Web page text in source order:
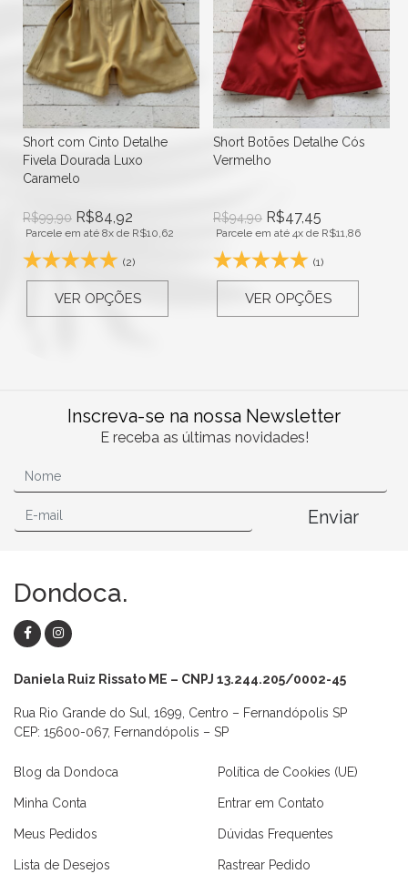
Short com Cinto Detalhe
Fivela Dourada Luxo
Caramelo
R$99,90 R$84,92
Parcele em até 8x de R$10,62
(2)
VER OPÇÕES
Short Botões Detalhe Cós
Vermelho
R$94,90 R$47,45
Parcele em até 4x de R$11,86
(1)
VER OPÇÕES
Inscreva-se na nossa Newsletter
E receba as últimas novidades!
Enviar
Dondoca.
Daniela Ruiz Rissato ME – CNPJ 13.244.205/0002-45
Rua Rio Grande do Sul, 1699, Centro – Fernandópolis SP
CEP: 15600-067, Fernandópolis – SP
Blog da Dondoca
Minha Conta
Meus Pedidos
Lista de Desejos
Política de Cookies (UE)
Entrar em Contato
Dúvidas Frequentes
Rastrear Pedido